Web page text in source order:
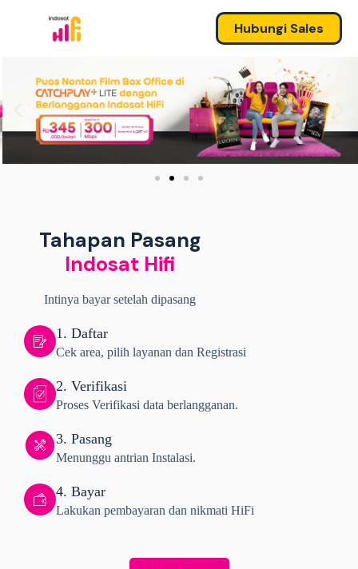
Hubungi Sales
Tahapan Pasang
Indosat Hifi
Intinya bayar setelah dipasang
1. Daftar
Cek area, pilih layanan dan Registrasi
2. Verifikasi
Proses Verifikasi data berlangganan.
3. Pasang
Menunggu antrian Instalasi.
4. Bayar
Lakukan pembayaran dan nikmati HiFi